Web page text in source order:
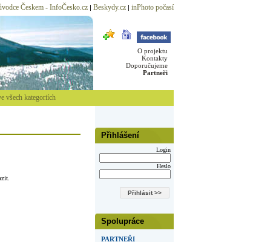
Českem - InfoČesko.cz| Beskydy.cz| inPhoto počasí
O projektu
Kontakty
Doporučujeme
Partneři
všech kategoriích
Přihlášení
Login
Heslo
Spolupráce
PARTNEŘI